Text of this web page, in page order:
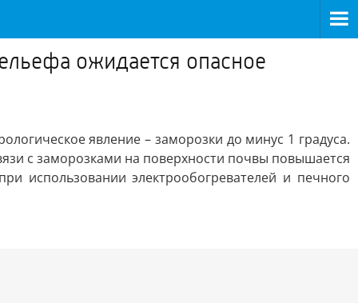
ожидается опасное
явление – заморозки до минус 1 градуса.
с заморозками на поверхности почвы повышается
использовании электрообогревателей и печного